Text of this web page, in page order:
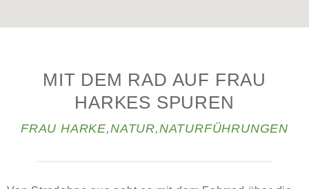
MIT DEM RAD AUF FRAU
HARKES SPUREN
FRAU HARKE,NATUR,NATURFÜHRUNGEN